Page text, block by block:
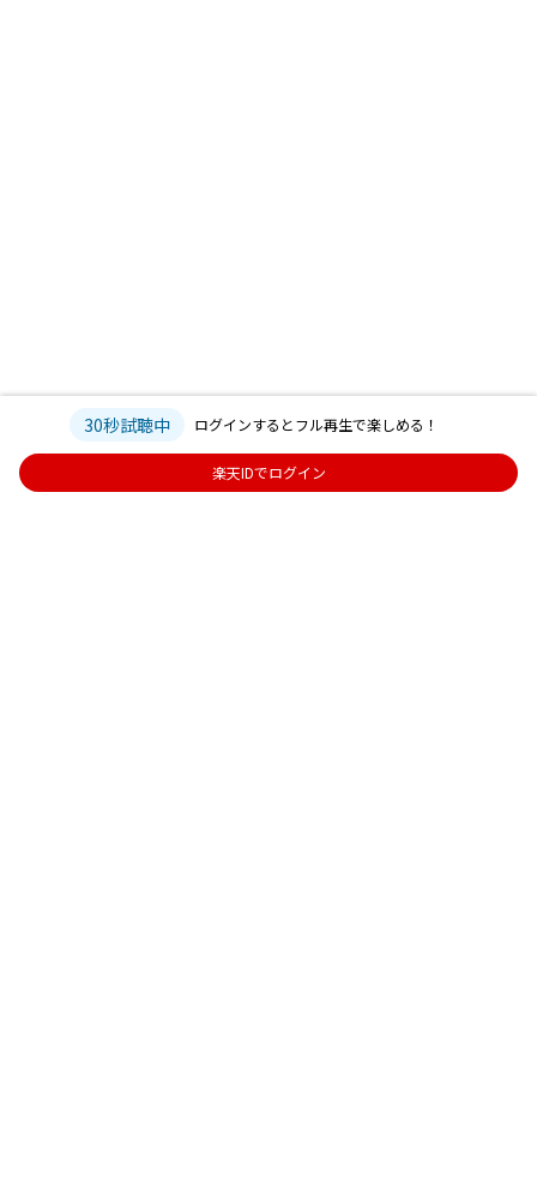
30秒試聴中 ログインするとフル再生で楽しめる！
楽天IDでログイン